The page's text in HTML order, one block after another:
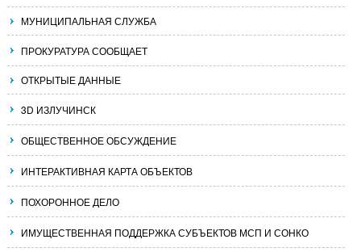
МУНИЦИПАЛЬНАЯ СЛУЖБА
ПРОКУРАТУРА СООБЩАЕТ
ОТКРЫТЫЕ ДАННЫЕ
3D ИЗЛУЧИНСК
ОБЩЕСТВЕННОЕ ОБСУЖДЕНИЕ
ИНТЕРАКТИВНАЯ КАРТА ОБЪЕКТОВ
ПОХОРОННОЕ ДЕЛО
ИМУЩЕСТВЕННАЯ ПОДДЕРЖКА СУБЪЕКТОВ МСП И СОНКО